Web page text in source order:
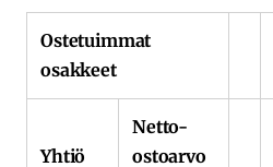
Ostetuimmat
osakkeet
Yhtiö
Netto-
ostoarvo